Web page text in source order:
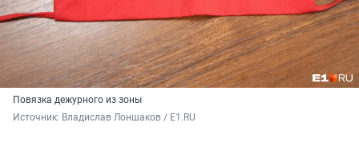
Повязка дежурного из зоны
Источник: Владислав Лоншаков / E1.RU